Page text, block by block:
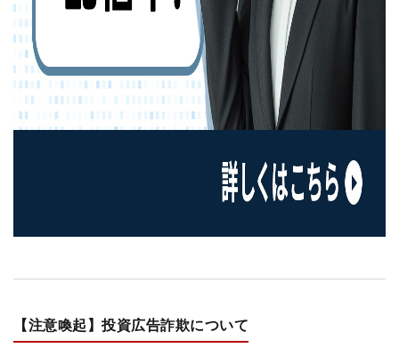
【注意喚起】投資広告詐欺について